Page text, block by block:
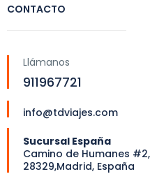
CONTACTO
Llámanos
911967721
info@tdviajes.com
Sucursal España
Camino de Humanes
28329,Madrid, España